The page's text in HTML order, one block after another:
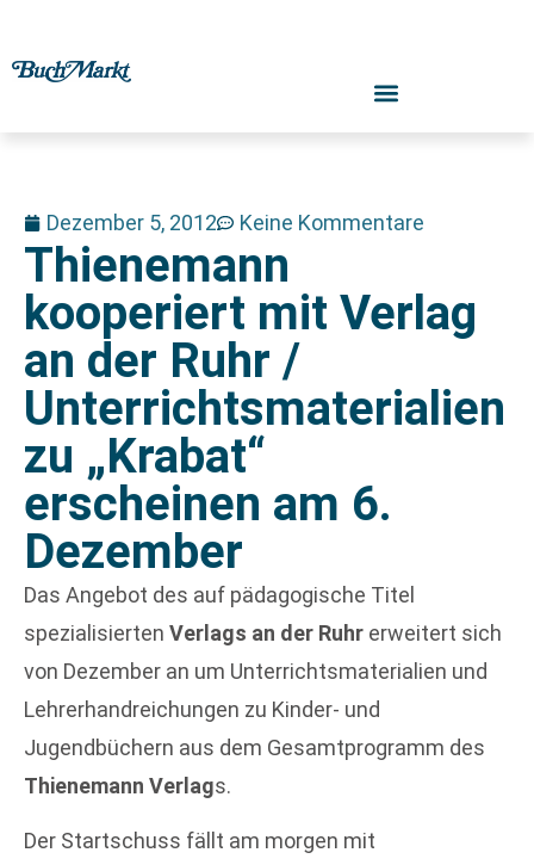
Dezember 5, 2012 Keine Kommentare
Thienemann
kooperiert mit Verlag
an der Ruhr /
Unterrichtsmaterialien
zu „Krabat“
erscheinen am 6.
Dezember
Das Angebot des auf pädagogische Titel
spezialisierten Verlags an der Ruhr erweitert sich
von Dezember an um Unterrichtsmaterialien und
Lehrerhandreichungen zu Kinder- und
Jugendbüchern aus dem Gesamtprogramm des
Thienemann Verlags.
Der Startschuss fällt am morgen mit